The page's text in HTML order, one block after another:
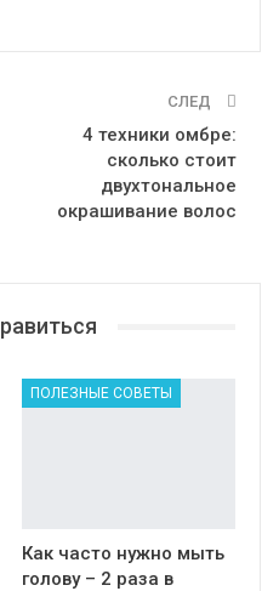
СЛЕД
4 техники омбре:
сколько стоит
двухтональное
окрашивание волос
ПОЛЕЗНЫЕ СОВЕТЫ
Как часто нужно мыть
голову – 2 раза в